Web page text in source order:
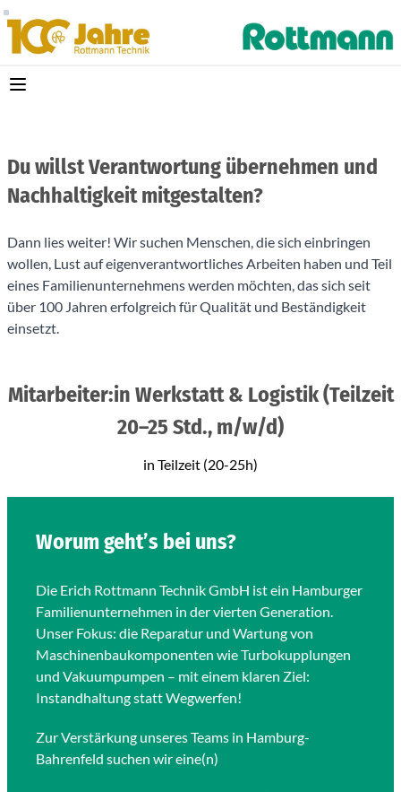
Du willst Verantwortung übernehmen und
Nachhaltigkeit mitgestalten?
Dann lies weiter! Wir suchen Menschen, die sich einbringen
wollen, Lust auf eigenverantwortliches Arbeiten haben und Teil
eines Familienunternehmens werden möchten, das sich seit
über 100 Jahren erfolgreich für Qualität und Beständigkeit
einsetzt.
Mitarbeiter:in Werkstatt & Logistik (Teilzeit
20–25 Std., m/w/d)
in Teilzeit (20-25h)
Worum geht’s bei uns?
Die Erich Rottmann Technik GmbH ist ein Hamburger
Familienunternehmen in der vierten Generation.
Unser Fokus: die Reparatur und Wartung von
Maschinenbaukomponenten wie Turbokupplungen
und Vakuumpumpen – mit einem klaren Ziel:
Instandhaltung statt Wegwerfen!
Zur Verstärkung unseres Teams in Hamburg-
Bahrenfeld suchen wir eine(n)